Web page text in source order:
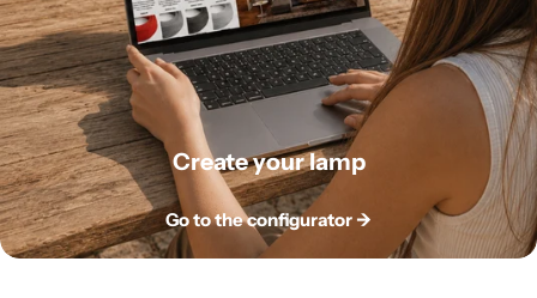
Create your lamp
Go to the configurator ->